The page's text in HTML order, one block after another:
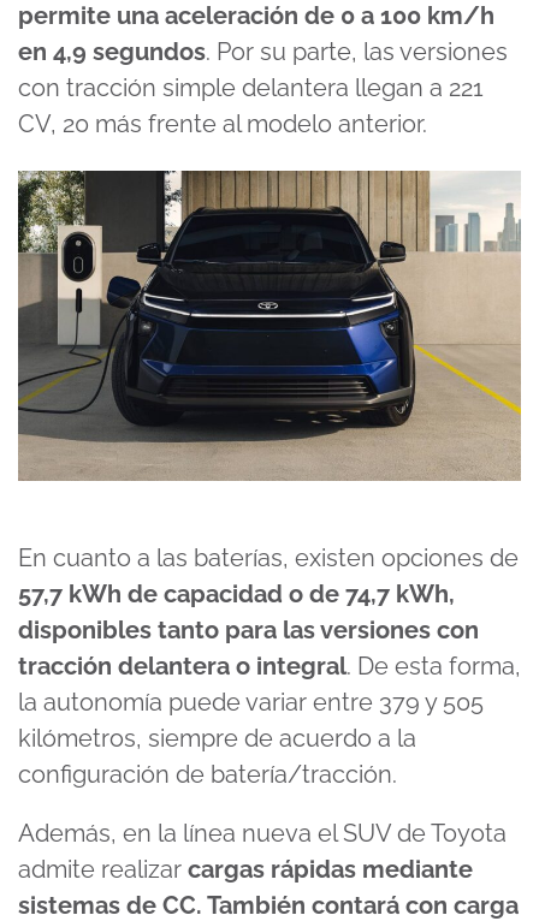
permite una aceleración de 0 a 100 km/h
en 4,9 segundos. Por su parte, las versiones
con tracción simple delantera llegan a 221
CV, 20 más frente al modelo anterior.
En cuanto a las baterías, existen opciones de
57,7 kWh de capacidad o de 74,7 kWh,
disponibles tanto para las versiones con
tracción delantera o integral. De esta forma,
la autonomía puede variar entre 379 y 505
kilómetros, siempre de acuerdo a la
configuración de batería/tracción.
Además, en la línea nueva el SUV de Toyota
admite realizar cargas rápidas mediante
sistemas de CC. También contará con carga